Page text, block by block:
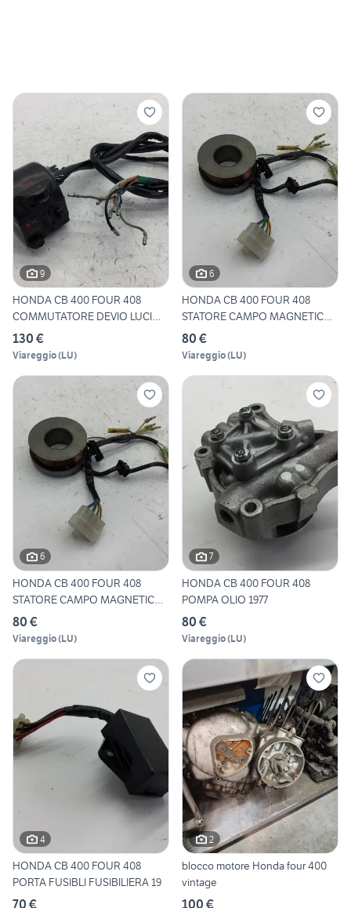
9
HONDA CB 400 FOUR 408
COMMUTATORE DEVIO LUCI
SINIS
130 €
Viareggio(LU)
6
HONDA CB 400 FOUR 408
STATORE CAMPO MAGNETICO
PART
80 €
Viareggio(LU)
6
HONDA CB 400 FOUR 408
STATORE CAMPO MAGNETICO
PART
80 €
Viareggio(LU)
7
HONDA CB 400 FOUR 408
POMPA OLIO 1977
80 €
Viareggio(LU)
4
HONDA CB 400 FOUR 408
PORTA FUSIBLI FUSIBILIERA 19
70 €
2
blocco motore Honda four 400
vintage
100 €